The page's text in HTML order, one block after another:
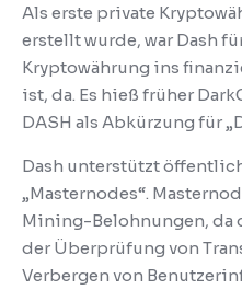
Als erste private
erstellt wurde, war Dash
Kryptowährung ins
ist, da. Es hieß früher
DASH als Abkürzung für
Dash unterstützt
„Masternodes“.
Mining-Belohnungen, da
der Überprüfung von
Verbergen von